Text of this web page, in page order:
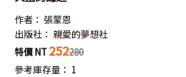
作者： 張蒙恩
出版社： 親愛的夢想社
特價 NT 252280
參考庫存量： 1